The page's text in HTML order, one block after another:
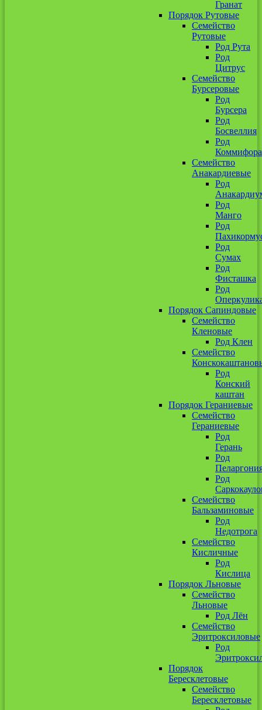
Гранат
Порядок Рутовые
Семейство
Рутовые
Род Рута
Род
Цитрус
Семейство
Бурсеровые
Род
Бурсера
Род
Босвеллия
Род
Коммифора
Семейство
Анакардиевые
Род
Род
Манго
Род
Род
Сумах
Род
Фисташка
Род
Порядок Сапиндовые
Семейство
Кленовые
Род Клен
Семейство
Род
Конский
каштан
Порядок Гераниевые
Семейство
Гераниевые
Род
Герань
Род
Род
Семейство
Бальзаминовые
Род
Недотрога
Семейство
Кисличные
Род
Кислица
Порядок Льновые
Семейство
Льновые
Род Лён
Семейство
Эритроксиловые
Род
Порядок
Бересклетовые
Семейство
Бересклетовые